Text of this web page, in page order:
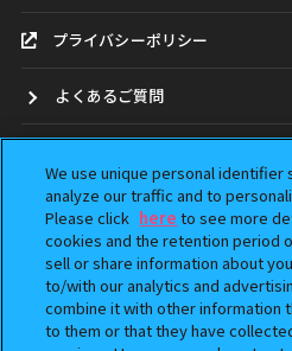
プライバシーポリシー
よくあるご質問
ガシャポンどこ？
アンケート
ウェブアクセシビリティ方針
We use unique personal identifier
analyze our traffic and to
Please click here to see more
cookies and the retention period
sell or share information about
to/with our analytics and
combine it with other information
to them or that they have